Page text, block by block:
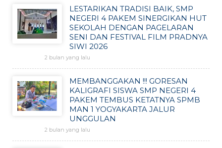
LESTARIKAN TRADISI BAIK, SMP
NEGERI 4 PAKEM SINERGIKAN HUT
SEKOLAH DENGAN PAGELARAN
SENI DAN FESTIVAL FILM PRADNYA
SIWI 2026
2 bulan yang lalu
MEMBANGGAKAN !!! GORESAN
KALIGRAFI SISWA SMP NEGERI 4
PAKEM TEMBUS KETATNYA SPMB
MAN 1 YOGYAKARTA JALUR
UNGGULAN
2 bulan yang lalu